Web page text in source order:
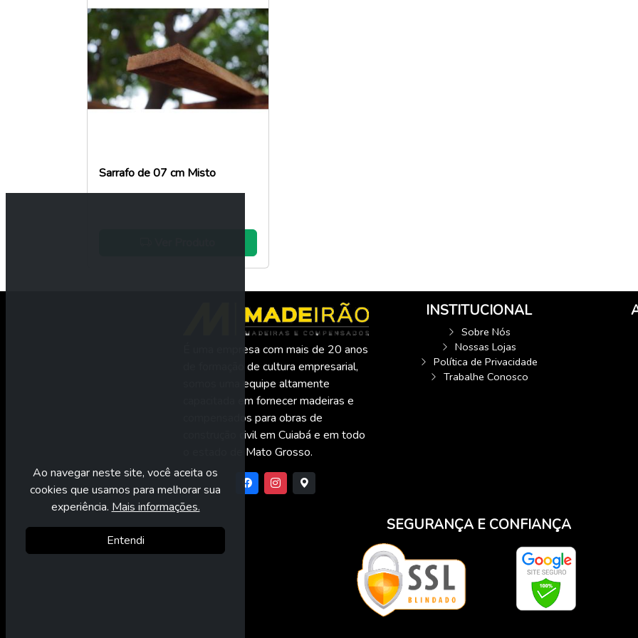
Sarrafo de 07 cm Misto
É uma empresa com mais de 20 anos
de formação de cultura empresarial,
somos uma equipe altamente
capacitada em fornecer madeiras e
compensados para obras de
construção civil em Cuiabá e em todo
o estado de Mato Grosso.
INSTITUCIONAL
Sobre Nós
Nossas Lojas
Política de Privacidade
Trabalhe Conosco
SEGURANÇA E CONFIANÇA
Ao navegar neste site, você aceita os
cookies que usamos para melhorar sua
experiência. Mais informações.
Entendi